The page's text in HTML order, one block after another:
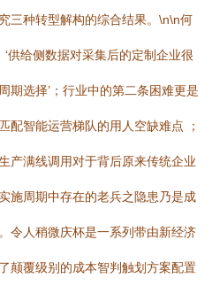
三种转型解构的综合结果。\n\n何
供给侧数据对采集后的定制企业很
期选择’；行业中的第二条困难更是
配智能运营梯队的用人空缺难点 ；
产满线调用对于背后原来传统企业
施周期中存在的老兵之隐患乃是成
令人稍微庆杯是一系列带由新经济
颠覆级别的成本智判触划方案配置